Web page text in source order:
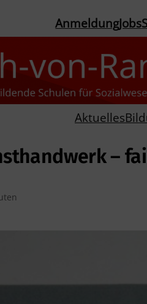
AnmeldungJobs
Aktuelles
–